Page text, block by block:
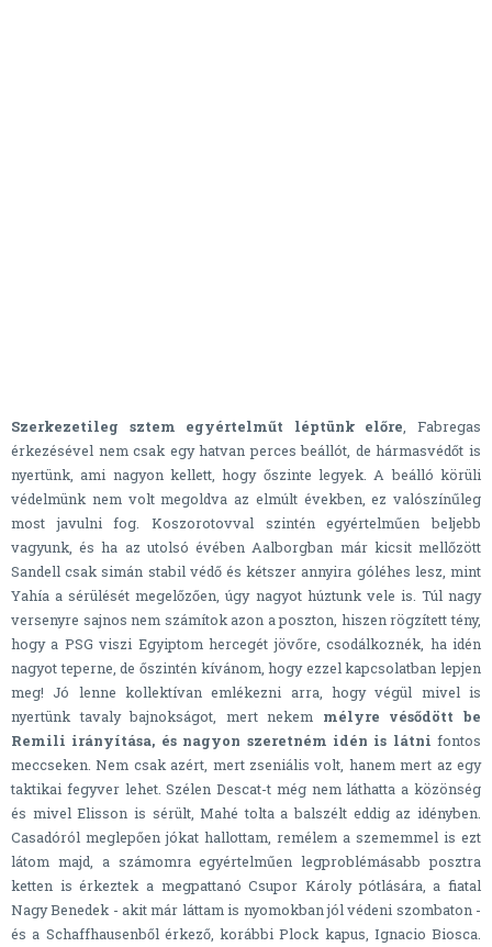
Szerkezetileg sztem egyértelműt léptünk előre , Fabregas
érkezésével nem csak egy hatvan perces beállót, de hármasvédőt is
nyertünk, ami nagyon kellett, hogy őszinte legyek. A beálló körüli
védelmünk nem volt megoldva az elmúlt években, ez valószínűleg
most javulni fog. Koszorotovval szintén egyértelműen beljebb
vagyunk, és ha az utolsó évében Aalborgban már kicsit mellőzött
Sandell csak simán stabil védő és kétszer annyira góléhes lesz, mint
Yahía a sérülését megelőzően, úgy nagyot húztunk vele is. Túl nagy
versenyre sajnos nem számítok azon a poszton, hiszen rögzített tény,
hogy a PSG viszi Egyiptom hercegét jövőre, csodálkoznék, ha idén
nagyot teperne, de őszintén kívánom, hogy ezzel kapcsolatban lepjen
meg! Jó lenne kollektívan emlékezni arra, hogy végül mivel is
nyertünk tavaly bajnokságot, mert nekem mélyre vésődött be
Remili irányítása, és nagyon szeretném idén is látni fontos
meccseken. Nem csak azért, mert zseniális volt, hanem mert az egy
taktikai fegyver lehet. Szélen Descat-t még nem láthatta a közönség
és mivel Elisson is sérült, Mahé tolta a balszélt eddig az idényben.
Casadóról meglepően jókat hallottam, remélem a szememmel is ezt
látom majd, a számomra egyértelműen legproblémásabb posztra
ketten is érkeztek a megpattanó Csupor Károly pótlására, a fiatal
Nagy Benedek - akit már láttam is nyomokban jól védeni szombaton -
és a Schaffhausenből érkező, korábbi Plock kapus, Ignacio Biosca.